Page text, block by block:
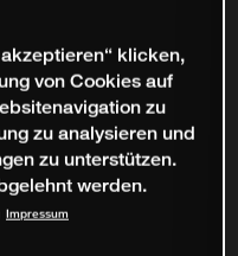
klicken,
von Cookies auf
zu
zu analysieren und
zu unterstützen.
werden.
Impressum